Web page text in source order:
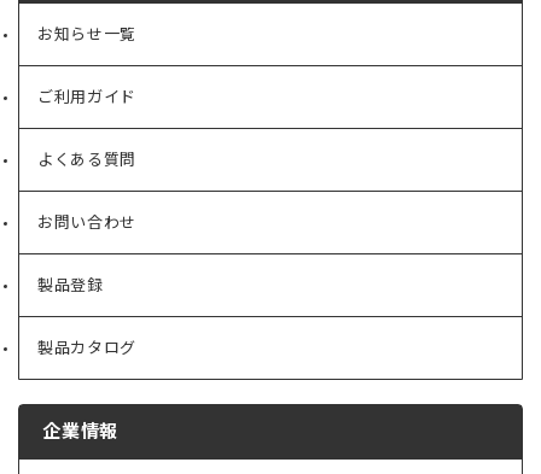
お知らせ一覧
ご利用ガイド
よくある質問
お問い合わせ
製品登録
製品カタログ
企業情報